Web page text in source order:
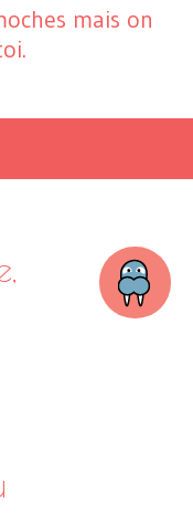
mais on